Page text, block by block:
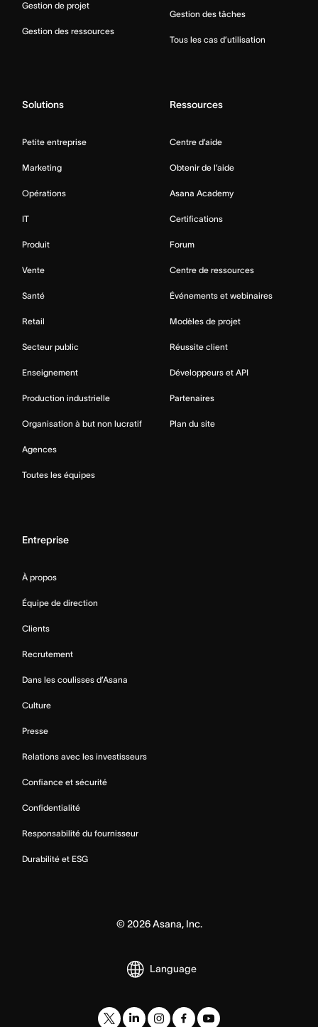
Gestion de projet
Gestion des ressources
Gestion des tâches
Tous les cas d’utilisation
Solutions
Petite entreprise
Marketing
Opérations
IT
Produit
Vente
Santé
Retail
Secteur public
Enseignement
Production industrielle
Organisation à but non lucratif
Agences
Toutes les équipes
Ressources
Centre d’aide
Obtenir de l’aide
Asana Academy
Certifications
Forum
Centre de ressources
Événements et webinaires
Modèles de projet
Réussite client
Développeurs et API
Partenaires
Plan du site
Entreprise
À propos
Équipe de direction
Clients
Recrutement
Dans les coulisses d’Asana
Culture
Presse
Relations avec les investisseurs
Confiance et sécurité
Confidentialité
Responsabilité du fournisseur
Durabilité et ESG
© 2026Asana, Inc.
Language